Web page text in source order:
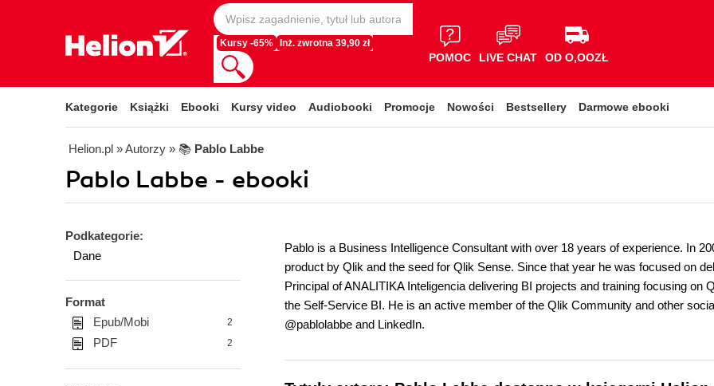
Kursy -65% Inż. zwrotna 39,90 zł
POMOC LIVE CHAT OD O,OOZŁ
Kategorie Książki Ebooki Kursy video Audiobooki Promocje Nowości Bestsellery Darmowe ebooki
Helion.pl » Autorzy » 📚 Pablo Labbe
Pablo Labbe - ebooki
Podkategorie:
Dane
Format
Epub/Mobi
2
PDF 2
Pablo is a Business Intelligence Consultant with over 18 years of experience. In
product by Qlik and the seed for Qlik Sense. Since that year he was focused on
Principal of ANALITIKA Inteligencia delivering BI projects and training focusing on
the Self-Service BI. He is an active member of the Qlik Community and other
@pablolabbe and LinkedIn.